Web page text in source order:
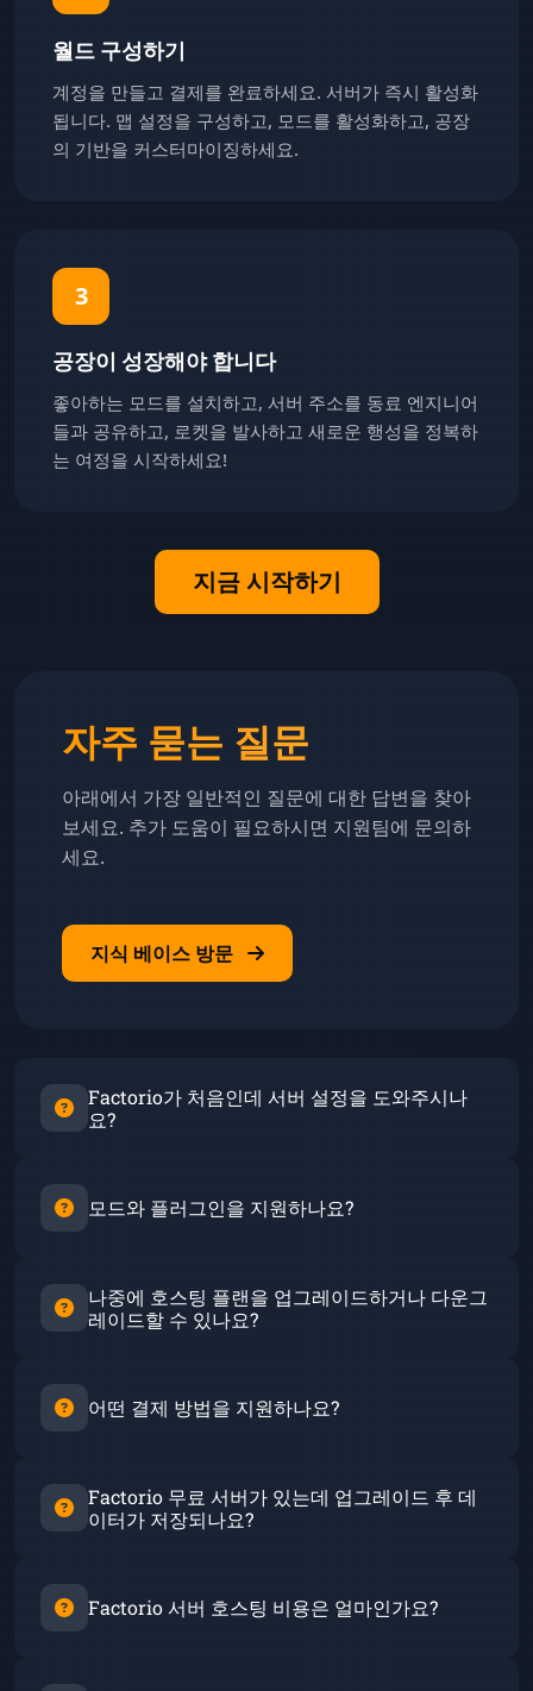
월드 구성하기
계정을 만들고 결제를 완료하세요. 서버가 즉시 활성화
됩니다. 맵 설정을 구성하고, 모드를 활성화하고, 공장
의 기반을 커스터마이징하세요.
3
공장이 성장해야 합니다
좋아하는 모드를 설치하고, 서버 주소를 동료 엔지니어
들과 공유하고, 로켓을 발사하고 새로운 행성을 정복하
는 여정을 시작하세요!
지금 시작하기
자주 묻는 질문
아래에서 가장 일반적인 질문에 대한 답변을 찾아
보세요. 추가 도움이 필요하시면 지원팀에 문의하
세요.
지식 베이스 방문
Factorio가 처음인데 서버 설정을 도와주시나
요?
버 관리를 간소화하며, 지원팀이 항상 첫 번째
Factorio 서버 설정을 도와드릴 준비가 되어 있습니다.
모드와 플러그인을 지원하나요?
게 지원합니다. 컨트롤 패널을 통해 쉽게 설치하고 관
리하여 원하는 대로 Factorio 경험을 커스터마이징할
나중에 호스팅 플랜을 업그레이드하거나 다운그
레이드할 수 있나요?
할 수 있습니다. 업그레이드하면 추가 자원이 제공되
고, 다운그레이드하면 그에 맞게 플랜이 조정됩니다.
어떤 결제 방법을 지원하나요?
을 지원합니다.
Factorio 무료 서버가 있는데 업그레이드 후 데
이터가 저장되나요?
게 이전됩니다. 이를 통해 향상된 성능과 추가 기능을
즐기면서 모든 청사진, 설정, 모드가 보존됩니다.
Factorio 서버 호스팅 비용은 얼마인가요?